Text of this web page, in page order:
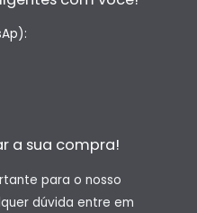
a sua compra!
para o nosso
dúvida entre em